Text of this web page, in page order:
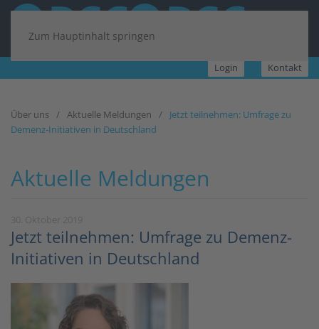
Zum Hauptinhalt springen
Login Kontakt
Über uns Aktuelle Meldungen
Jetzt teilnehmen: Umfrage zu
Demenz-Initiativen in Deutschland
Aktuelle Meldungen
Jetzt teilnehmen: Umfrage zu Demenz-
Initiativen in Deutschland